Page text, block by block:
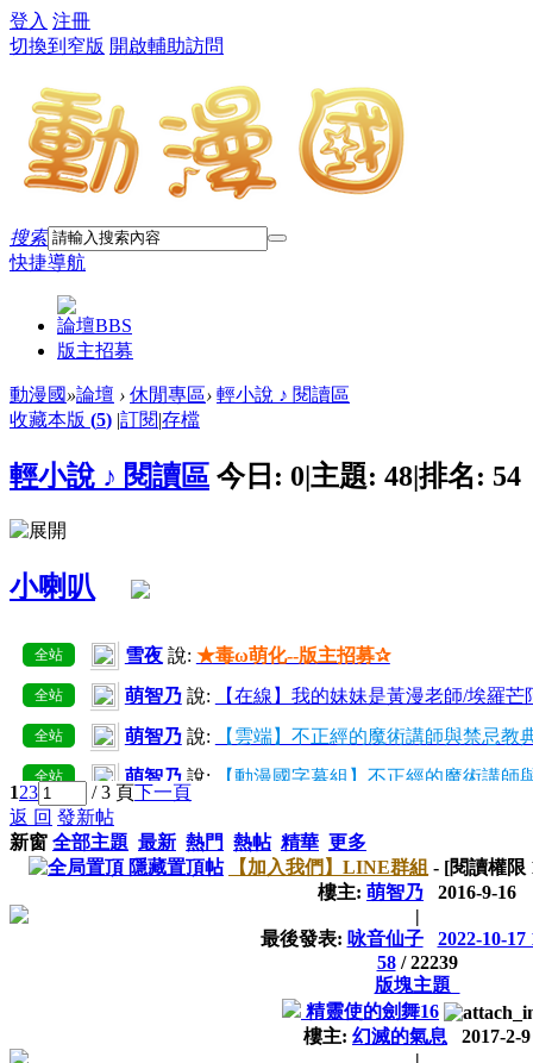
登入 注冊
切換到窄版 開啟輔助訪問
搜索
快捷導航
論壇BBS
版主招募
動漫國»論壇 › 休閒專區› 輕小說 ♪ 閱讀區
收藏本版 (5) |訂閱|存檔
輕小說 ♪ 閱讀區 今日: 0|主題: 48|排名: 54
小喇叭
全站 雪夜說: ★毒ω萌化--版主招募✰
全站 萌智乃說: 【在線】我的妹妹是黃漫老師/埃羅
全站 萌智乃說: 【雲端】不正經的魔術講師與禁忌教
全站 萌智乃說: 【動漫國字幕組】不正經的魔術講師
全站
全站 萌智乃說:【在線】愛麗絲與藏六【10】
【雲端】我的妹妹是黃漫老師/埃羅
【在線】我的妹妹是黃漫老師/埃羅
【雲端】不正經的魔術講師與禁忌教
123 / 3 頁下一頁
返 回 發新帖
新窗 全部主題 最新 熱門 熱帖 精華 更多
隱藏置頂帖
【加入我們】LINE群組 - [閱讀權限
樓主: 萌智乃
2016-9-16
|
最後發表: 咏音仙子
2022-10-17
58/22239
版塊主題
精靈使的劍舞16
樓主: 幻滅的氣息
2017-2-9